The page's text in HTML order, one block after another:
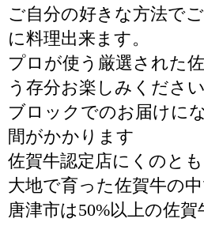
ご自分の好きな方法で
に料理出来ます。
プロが使う厳選された
う存分お楽しみください
ブロックでのお届けに
間がかかります
佐賀牛認定店にくのと
大地で育った佐賀牛の
唐津市は50%以上の佐